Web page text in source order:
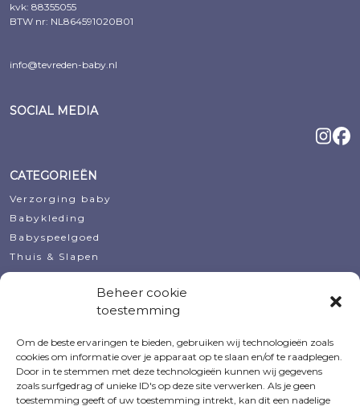
Beheer cookie
toestemming
Om de beste ervaringen te bieden, gebruiken wij technologieën zoals
cookies om informatie over je apparaat op te slaan en/of te raadplegen.
Door in te stemmen met deze technologieën kunnen wij gegevens
zoals surfgedrag of unieke ID's op deze site verwerken. Als je geen
toestemming geeft of uw toestemming intrekt, kan dit een nadelige
kvk: 88355055
BTW nr: NL864591020B01
info@tevreden-baby.nl
SOCIAL MEDIA
CATEGORIEËN
Verzorging baby
Babykleding
Babyspeelgoed
Thuis & Slapen
Decoratie
Kraamcadeautjes
MIJN ACCOUNT
Bestellingen
Voorraadmeldingen